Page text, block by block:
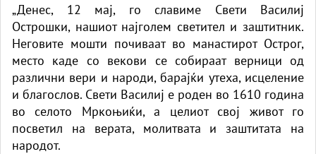
„Денес, 12 мај, го славиме Свети Василиј
Острошки, нашиот најголем светител и заштитник.
Неговите мошти почиваат во манастирот Острог,
место каде со векови се собираат верници од
различни вери и народи, барајќи утеха, исцеление
и благослов. Свети Василиј е роден во 1610 година
во селото Мркоњиќи, а целиот свој живот го
посветил на верата, молитвата и заштитата на
народот.